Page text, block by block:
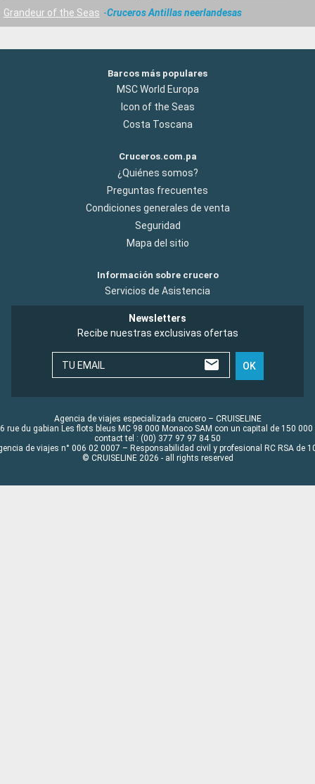
Grandeur of the Seas
Cruceros Antillas neerlandesas
Barcos más populares
MSC World Europa
Icon of the Seas
Costa Toscana
Cruceros.com.pa
¿Quiénes somos?
Preguntas frecuentes
Condiciones generales de venta
Seguridad
Mapa del sitio
Información sobre crucero
Servicios de Asistencia
Newsletters
Recibe nuestras exclusivas ofertas
TU EMAIL OK
Agencia de viajes especializada crucero – CRUISELINE
rue du gabian Les flots bleus MC 98 000 Monaco SAM con un capital de 150 000
contact tel : (00) 377 97 97 84 50
de viajes n° 006 02 0007 – Responsabilidad civil y profesional RC RSA de
© CRUISELINE 2026 - all rights reserved